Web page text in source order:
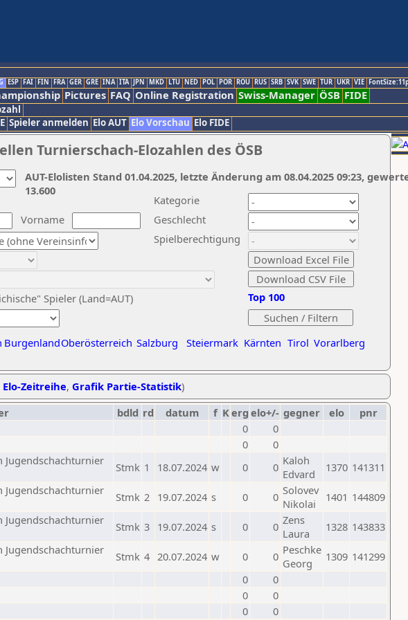
ESP FAI FIN FRA GER GRE INA ITA JPN MKD LTU NED POL POR ROU RUS SRB SVK SWE TUR UKR VIE
Pictures FAQ Online Registration Swiss-Manager ÖSB FIDE
Spieler anmelden Elo AUT Elo Vorschau Elo FIDE
Turnierschach-Elozahlen des ÖSB
Vorname
Kategorie
Geschlecht
Spieler (Land=AUT)
Spielberechtigung
BurgenlandOberösterreich Salzburg Steiermark Kärnten Tirol Vorarlberg
Top 100
AUT-Elolisten Stand 01.04.2025, letzte Änderung am 08.04.2025 09:23,
13.600
Zeitreihe, Grafik Partie-Statistik)
bdld rd datum f Kerg elo+/- gegner elo
pnr
0
0
0
0
Jugendschachturnier
Stmk 1 18.07.2024 w 0 0 Kaloh
Edvard
1370 141311
Jugendschachturnier
Stmk 2 19.07.2024 s 0 0 Solovev
Nikolai
1401 144809
Jugendschachturnier
Stmk 3 19.07.2024 s 0 0 Zens
Laura
1328 143833
Jugendschachturnier
Stmk 4 20.07.2024 w 0 0 Peschke
Georg
1309 141299
0
0
0
0
0 0